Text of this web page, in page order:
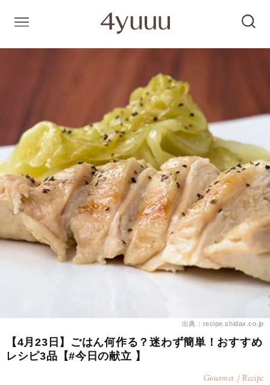
出典：recipe.shidax.co.jp
【4月23日】ごはん何作る？迷わず簡単！おすすめ
レシピ3品【#今日の献立 】
Gourmet / Recipe